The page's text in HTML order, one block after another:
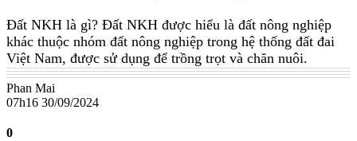
Đất NKH là gì? Đất NKH được hiểu là đất nông nghiệp
khác thuộc nhóm đất nông nghiệp trong hệ thống đất đai
Việt Nam, được sử dụng để trồng trọt và chăn nuôi.
Phan Mai
07h16 30/09/2024
0